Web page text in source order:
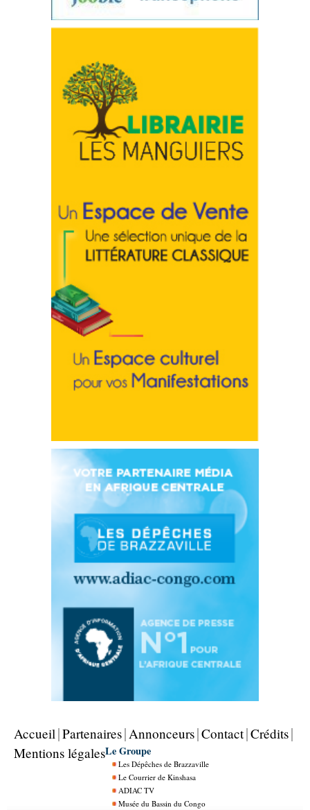
Accueil Partenaires Annonceurs Contact Crédits
Mentions légalesLe Groupe
Les Dépêches de Brazzaville
Le Courrier de Kinshasa
ADIAC TV
Musée du Bassin du Congo